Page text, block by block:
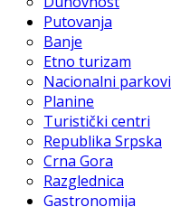
Putovanja
Banje
Etno turizam
Nacionalni parkovi
Planine
Turistički centri
Republika Srpska
Crna Gora
Razglednica
Gastronomija